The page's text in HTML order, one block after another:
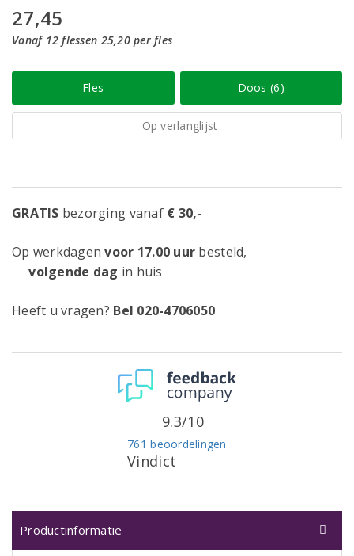
27,45
Vanaf 12 flessen 25,20 per fles
Fles Doos (6)
Op verlanglijst
GRATIS bezorging vanaf € 30,-
Op werkdagenvoor 17.00 uur besteld,
volgende dag in huis
Heeft u vragen? Bel 020-4706050
Vindict
761 beoordelingen
9.3/10
Productinformatie